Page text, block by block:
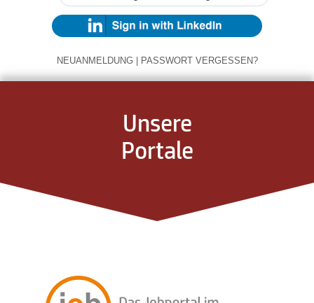
NEUANMELDUNG | PASSWORT VERGESSEN?
Unsere
Portale